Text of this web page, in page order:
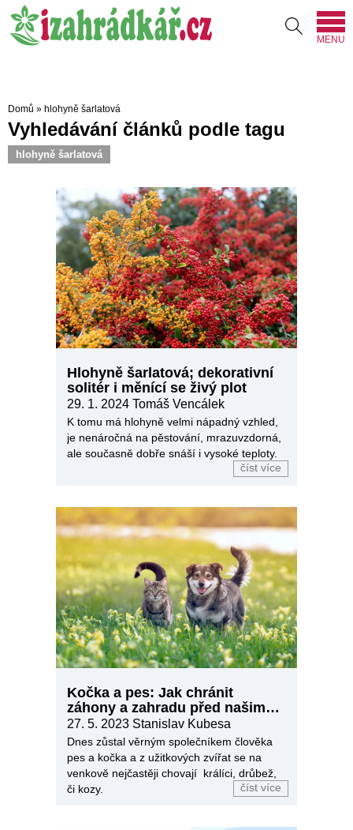
MENU
Domů » hlohyně šarlatová
Vyhledávání článků podle tagu
hlohyně šarlatová
Hlohyně šarlatová; dekorativní
solitér i měnící se živý plot
29. 1. 2024 Tomáš Vencálek
K tomu má hlohyně velmi nápadný vzhled,
je nenáročná na pěstování, mrazuvzdorná,
ale současně dobře snáší i vysoké teploty.
číst více
Kočka a pes: Jak chránit
záhony a zahradu před našimi
mazlíčky
27. 5. 2023 Stanislav Kubesa
Dnes zůstal věrným společníkem člověka
pes a kočka a z užitkových zvířat se na
venkově nejčastěji chovají králíci, drůbež,
či kozy.
číst více